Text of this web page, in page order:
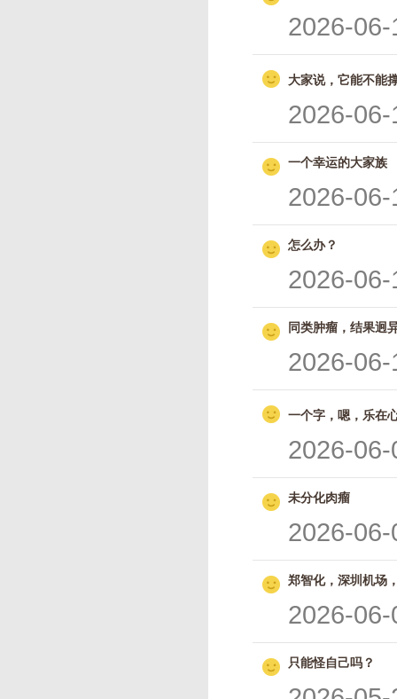
2026-
大家说，它能不能
2026-
一个幸运的大家族
2026-
怎么办？
2026-
同类肿瘤，结果迥
2026-
一个字，嗯，乐在
2026-
未分化肉瘤
2026-
郑智化，深圳机场
2026-
只能怪自己吗？